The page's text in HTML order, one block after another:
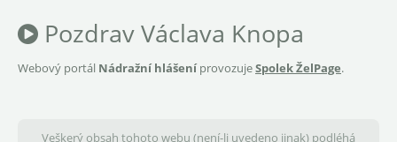
Pozdrav Václava Knopa
Webový portál Nádražní hlášeníprovozujeSpolek ŽelPage.
Veškerý obsah tohoto webu (není-li uvedeno jinak) podléhá